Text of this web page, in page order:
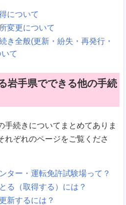
について
変更について
き全般(更新・紛失・再発行・
て
岩手県でできる他の手続
手続きについてまとめてありま
れぞれのページをご覧くださ
ター・運転免許試験場って？
る（取得する）には？
新するには？